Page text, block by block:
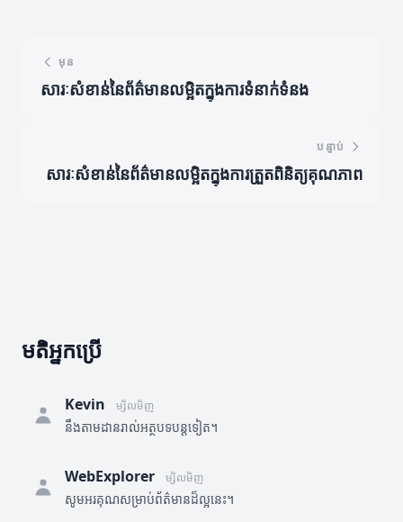
មុន
សារៈសំខាន់នៃព័ត៌មានលម្អិតក្នុងការទំនាក់ទំនង
បន្ទាប់
សារៈសំខាន់នៃព័ត៌មានលម្អិតក្នុងការត្រួតពិនិត្យគុណភាព
មតិអ្នកប្រើ
Kevin ម្សិលមិញ
នឹងតាមដានរាល់អត្ថបទបន្តទៀត។
WebExplorer ម្សិលមិញ
សូមអរគុណសម្រាប់ព័ត៌មានដ៏ល្អនេះ។